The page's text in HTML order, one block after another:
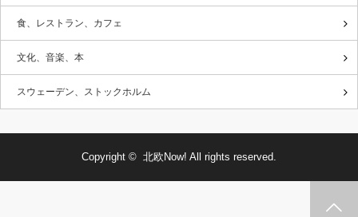
食、レストラン、カフェ
文化、音楽、本
スウェーデン、ストックホルム
Copyright © 北欧Now! All rights reserved.